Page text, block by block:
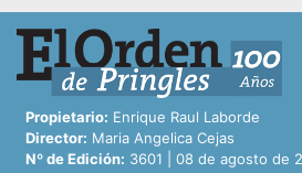
Propietario: Enrique Raul Laborde
Director: Maria Angelica Cejas
Nº de Edición: 3601 | 08 de agosto de